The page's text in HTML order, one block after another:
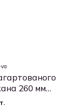
260 мм